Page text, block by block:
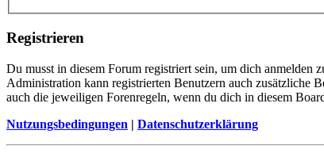
Registrieren
Du musst in diesem Forum registriert sein, um dich
Administration kann registrierten Benutzern auch zusätzliche
auch die jeweiligen Forenregeln, wenn du dich in diesem
Nutzungsbedingungen | Datenschutzerklärung